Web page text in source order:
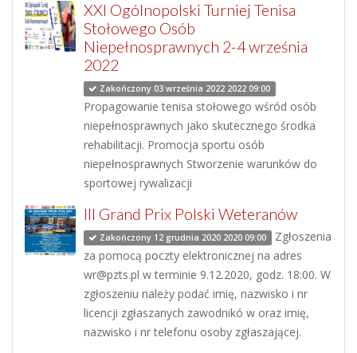
XXI Ogólnopolski Turniej Tenisa
Stołowego Osób
Niepełnosprawnych 2-4 września
2022
Zakończony 03 września 2022 2022 09:00
Propagowanie tenisa stołowego wśród osób
niepełnosprawnych jako skutecznego środka
rehabilitacji. Promocja sportu osób
niepełnosprawnych Stworzenie warunków do
sportowej rywalizacji
III Grand Prix Polski Weteranów
Zakończony 12 grudnia 2020 2020 09:00 Zgłoszenia
za pomocą poczty elektronicznej na adres
wr@pzts.pl w terminie 9.12.2020, godz. 18:00. W
zgłoszeniu należy podać imię, nazwisko i nr
licencji zgłaszanych zawodnikó w oraz imię,
nazwisko i nr telefonu osoby zgłaszającej.